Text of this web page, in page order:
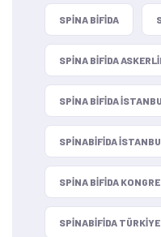
SPINA BIFIDA
SPINA BIFIDA
SPINA BIFIDA
SPINABIFIDA
SPINA BIFIDA KONGRE
SPINABIFIDA TÜRKIYE